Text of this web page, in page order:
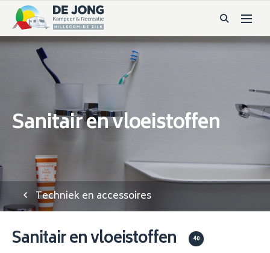
Sanitair en vloeistoffen
Techniek en accessoires
Sanitair en vloeistoffen 40